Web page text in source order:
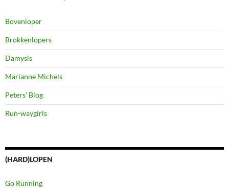
Bovenloper
Brokkenlopers
Damysis
Marianne Michels
Peters' Blog
Run-waygirls
(HARD)LOPEN
Go Running